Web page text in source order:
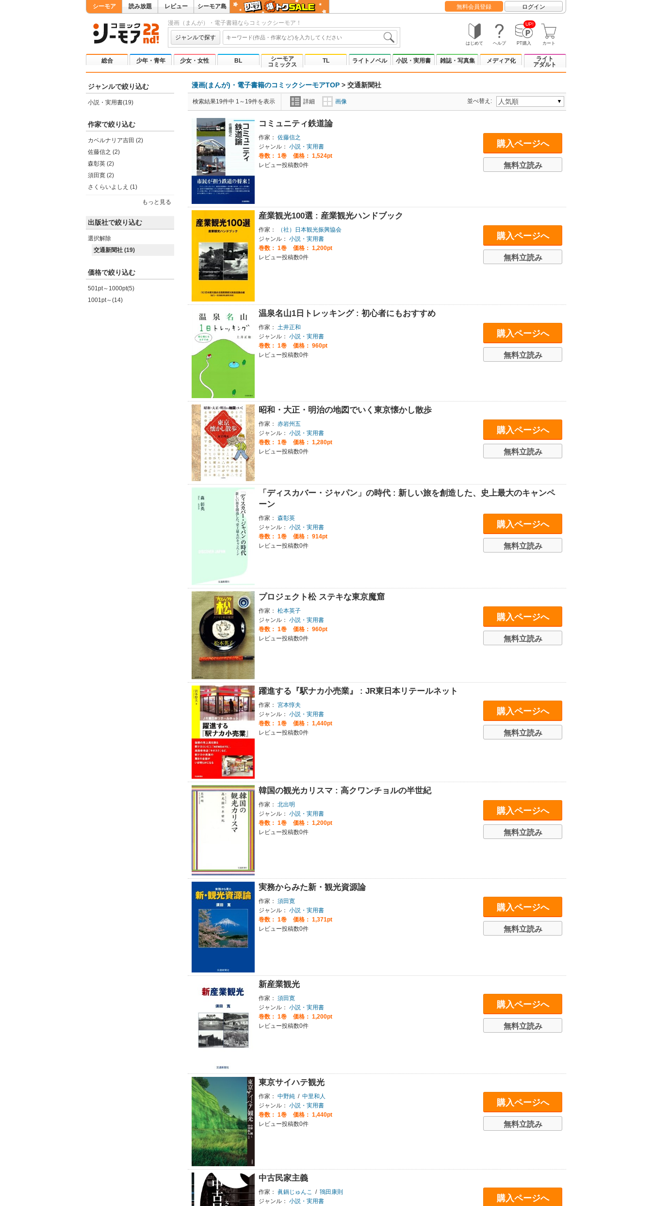
シーモア 読み放題 レビュー シーモア島 無料会員登録 ログイン
漫画（まんが）・電子書籍ならコミックシーモア！
ジャンルで探す
はじめて ヘルプ
UP!
PT購入 カート
総合 少年・青年 少女・女性 BL
シーモア
コミックス
TL ライトノベル 小説・実用書 雑誌・写真集 メディア化
ライト
アダルト
ジャンルで絞り込む
小説・実用書(19)
作家で絞り込む
カベルナリア吉田 (2)
佐藤信之 (2)
森彰英 (2)
須田寛 (2)
さくらいよしえ (1)
もっと見る
出版社で絞り込む
選択解除
交通新聞社 (19)
価格で絞り込む
501pt～1000pt(5)
1001pt～(14)
漫画(まんが)・電子書籍のコミックシーモアTOP > 交通新聞社
検索結果19件中 1～19件を表示 詳細 画像 並べ替え:
コミュニティ鉄道論
作家： 佐藤信之
ジャンル： 小説・実用書
巻数： 1巻
価格： 1,524pt
レビュー投稿数0件
購入ページへ
無料立読み
産業観光100選 : 産業観光ハンドブック
作家：
（社）日本観光振興協会
ジャンル： 小説・実用書
巻数： 1巻
価格： 1,200pt
レビュー投稿数0件
購入ページへ
無料立読み
温泉名山1日トレッキング : 初心者にもおすすめ
作家： 土井正和
ジャンル： 小説・実用書
巻数： 1巻
価格： 960pt
レビュー投稿数0件
購入ページへ
無料立読み
昭和・大正・明治の地図でいく東京懐かし散歩
作家： 赤岩州五
ジャンル： 小説・実用書
巻数： 1巻
価格： 1,280pt
レビュー投稿数0件
購入ページへ
無料立読み
「ディスカバー・ジャパン」の時代 : 新しい旅を創造した、史上最大のキャンペ
ーン
作家： 森彰英
ジャンル： 小説・実用書
巻数： 1巻
価格： 914pt
レビュー投稿数0件
購入ページへ
無料立読み
プロジェクト松 ステキな東京魔窟
作家： 松本英子
ジャンル： 小説・実用書
巻数： 1巻
価格： 960pt
レビュー投稿数0件
購入ページへ
無料立読み
躍進する『駅ナカ小売業』 : JR東日本リテールネット
作家： 宮本惇夫
ジャンル： 小説・実用書
巻数： 1巻
価格： 1,440pt
レビュー投稿数0件
購入ページへ
無料立読み
韓国の観光カリスマ : 高クワンチョルの半世紀
作家： 北出明
ジャンル： 小説・実用書
巻数： 1巻
価格： 1,200pt
レビュー投稿数0件
購入ページへ
無料立読み
実務からみた新・観光資源論
作家： 須田寛
ジャンル： 小説・実用書
巻数： 1巻
価格： 1,371pt
レビュー投稿数0件
購入ページへ
無料立読み
新産業観光
作家： 須田寛
ジャンル： 小説・実用書
巻数： 1巻
価格： 1,200pt
レビュー投稿数0件
購入ページへ
無料立読み
東京サイハテ観光
作家： 中野純 / 中里和人
ジャンル： 小説・実用書
巻数： 1巻
価格： 1,440pt
レビュー投稿数0件
購入ページへ
無料立読み
中古民家主義
作家： 眞鍋じゅんこ / 鴇田康則
ジャンル： 小説・実用書
購入ページへ